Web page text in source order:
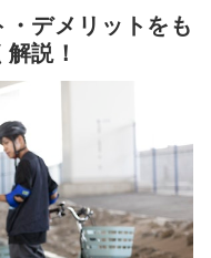
デメリットをも
説！